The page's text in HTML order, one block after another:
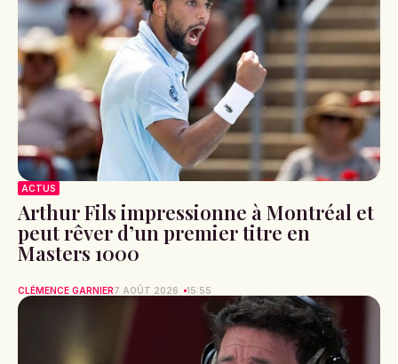
ACTUS
Arthur Fils impressionne à Montréal et
peut rêver d’un premier titre en
Masters 1000
CLÉMENCE GARNIER7 AOÛT 2026 15:55